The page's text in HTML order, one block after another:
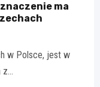
ma
w Polsce, jest w
z…